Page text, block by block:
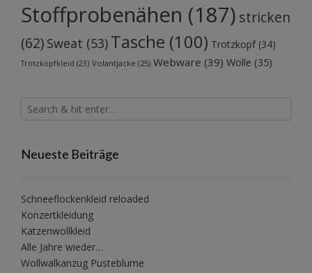
Stoffprobenähen (187) stricken
(62) Sweat (53) Tasche (100) Trotzkopf(34)
Trotzkopfkleid (23) Volantjacke (25) Webware (39) Wolle (35)
Neueste Beiträge
Schneeflockenkleid reloaded
Konzertkleidung
Katzenwollkleid
Alle Jahre wieder…
Wollwalkanzug Pusteblume